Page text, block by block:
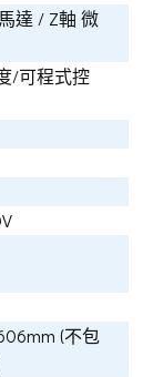
達 / Z軸 微
/可程式控
(不包